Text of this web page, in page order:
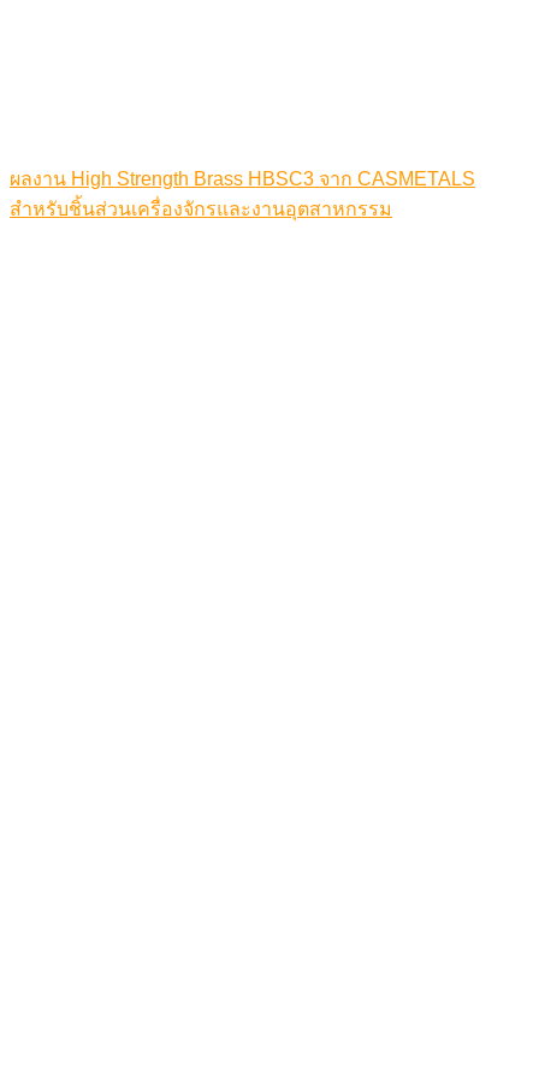
ผลงาน High Strength Brass HBSC3 จาก CASMETALS
สำหรับชิ้นส่วนเครื่องจักรและงานอุตสาหกรรม